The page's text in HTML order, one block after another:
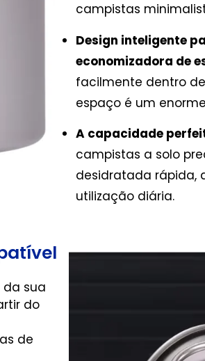
campistas
Design inteligente
economizadora de
facilmente dentro
espaço é um
A capacidade
campistas a solo
desidratada rápida,
utilização diária.
sua
do
de